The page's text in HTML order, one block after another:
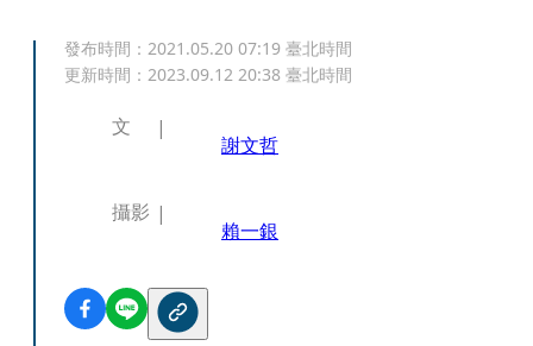
發布時間： 2021.05.20 07:19 臺北時間
更新時間： 2023.09.12 20:38 臺北時間
文
謝文哲
攝影
賴一銀